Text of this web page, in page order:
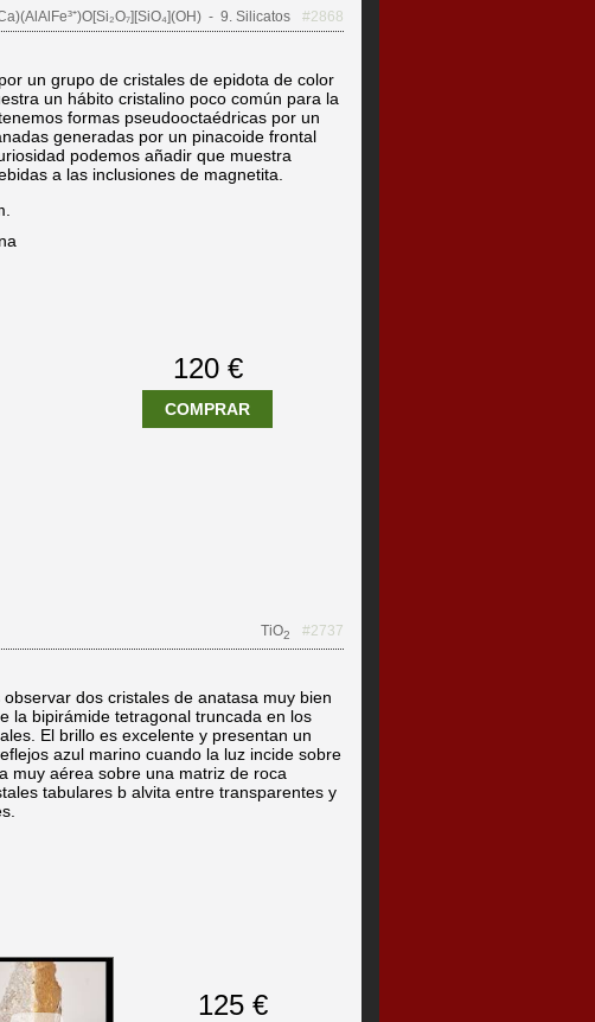
- 9. Silicatos
#2868
un grupo de cristales de epidota de color
un hábito cristalino poco común para la
formas pseudooctaédricas por un
generadas por un pinacoide frontal
podemos añadir que muestra
a las inclusiones de magnetita.
120 €
COMPRAR
TiO2
#2737
dos cristales de anatasa muy bien
la bipirámide tetragonal truncada en los
El brillo es excelente y presentan un
azul marino cuando la luz incide sobre
muy aérea sobre una matriz de roca
tabulares b alvita entre transparentes y
125 €